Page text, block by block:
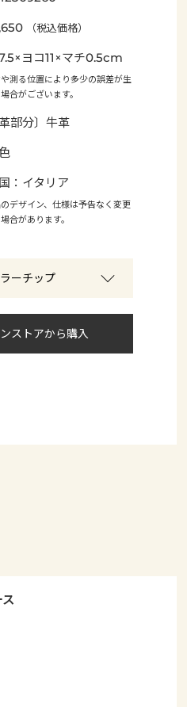
（税込価格）
ヨコ11×マチ0.5cm
測る位置により多少の誤差が生
合がございます。
革部分〕牛革
：イタリア
デザイン、仕様は予告なく変更
合があります。
ーチップ
ストアから購入